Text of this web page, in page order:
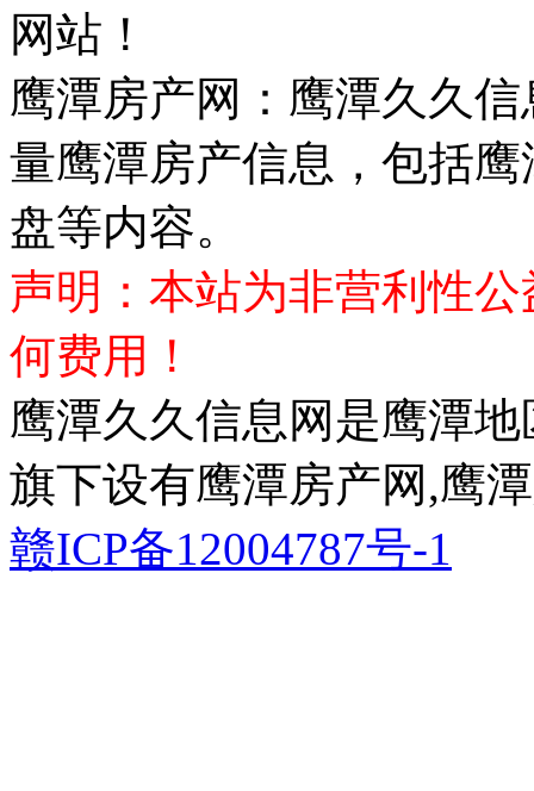
网站！
鹰潭房产网：鹰潭久久
量鹰潭房产信息，包括
盘等内容。
声明：本站为非营利性
何费用！
鹰潭久久信息网是鹰潭
旗下设有鹰潭房产网,鹰
赣ICP备12004787号-1